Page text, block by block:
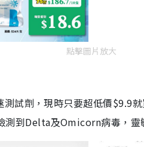
點擊圖片放大
試劑，現時只要超低價$9.9
測到Delta及Omicorn病毒，靈